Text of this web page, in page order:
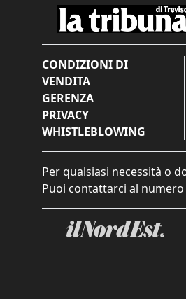
CONDIZIONI DI
VENDITA
GERENZA
PRIVACY
WHISTLEBLOWING
Per qualsiasi necessità o
Puoi contattarci al numero